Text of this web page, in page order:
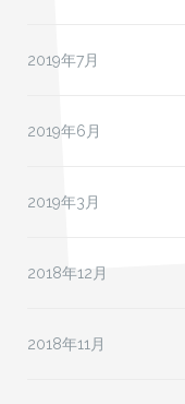
2019年7月
2019年6月
2019年3月
2018年12月
2018年11月